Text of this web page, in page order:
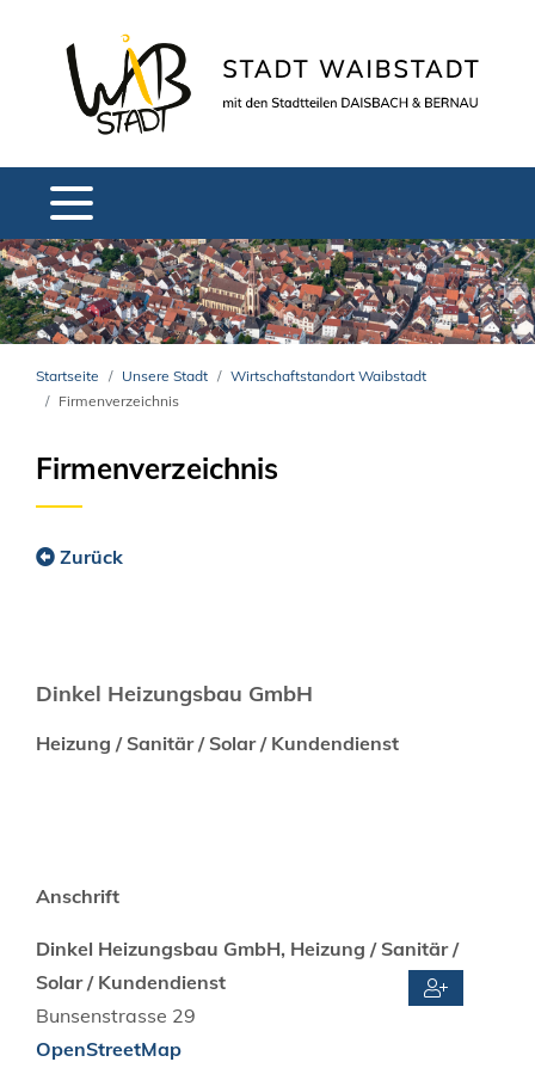
Startseite Unsere Stadt
Wirtschaftstandort Waibstadt
Firmenverzeichnis
Firmenverzeichnis
Zurück
Dinkel Heizungsbau GmbH
Heizung / Sanitär / Solar / Kundendienst
Anschrift
Dinkel Heizungsbau GmbH, Heizung / Sanitär /
Solar / Kundendienst
Bunsenstrasse 29
OpenStreetMap